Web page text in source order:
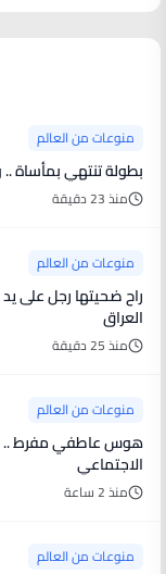
منوعات من العالم
بطولة تنتهي بمأساة .. وفاة شاب مغربي غرقا بعد إنقاذ فتاة من البحر
منذ 23 دقيقة
منوعات من العالم
العراق
منذ 25 دقيقة
منوعات من العالم
الاجتماعي
منذ 2 ساعة
منوعات من العالم